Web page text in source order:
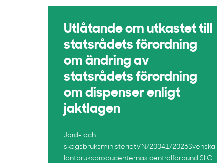
Utlåtande om utkastet till
statsrådets förordning
om ändring av
statsrådets förordning
om dispenser enligt
jaktlagen
Jord- och
skogsbruksministerietVN/20041/2026Svenska
lantbruksproducenternas centralförbund SLC